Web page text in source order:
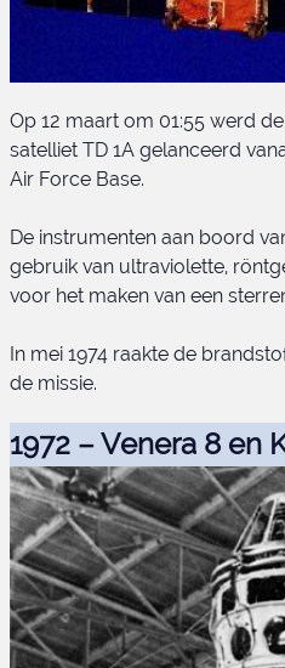
TD
Op 12 maart om 01:55 werd
satelliet TD 1A gelanceerd
Air Force Base.
De instrumenten aan boord
gebruik van ultraviolette,
voor het maken van een
In mei 1974 raakte de
de missie.
1972 – Venera 8 en